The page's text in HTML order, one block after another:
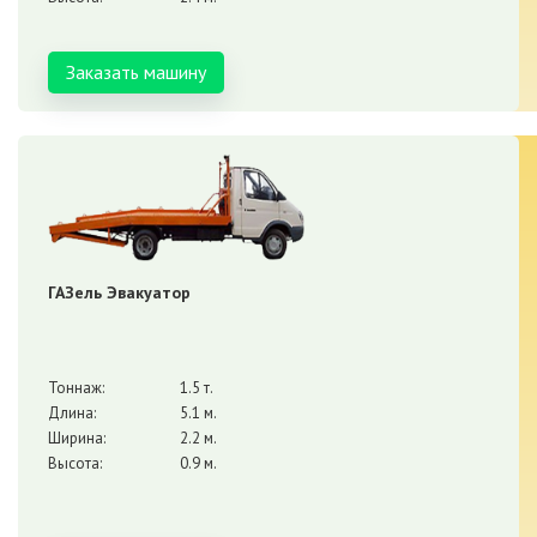
Заказать машину
ГАЗель Эвакуатор
Тоннаж:
1.5 т.
Длина:
5.1 м.
Ширина:
2.2 м.
Высота:
0.9 м.